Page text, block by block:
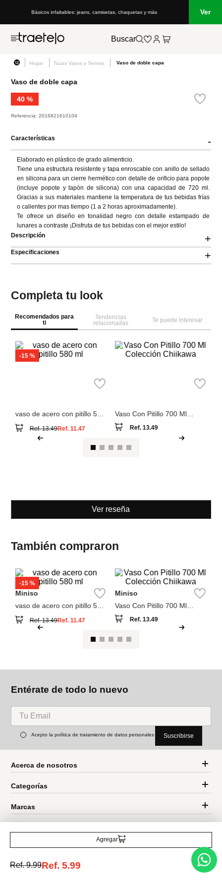
Básicos infaltables: jeans, camisetas, chaquetas y más Ver
Buscar
Hogar Tazas Vasos y Termos Vaso de doble capa
Vaso de doble capa
40 %
Referencia:2016821610104
Características -
Elaborado en plástico de grado alimenticio.
Tiene una estructura resistente y tapa enroscable con anillo de sellado
en silicona para un cierre hermético con detalle de orificio para popote
(incluye popote y tapón de silicona) con una capacidad de 720 ml.
Gracias a sus materiales mantiene la temperatura de tus bebidas frías
o calientes por mas tiempo (1 a 2 horas aproximadamente).
Te ofrece un diseño en tonalidad negro con detalle estampado de
lunares a contraste ¡Disfruta de tus bebidas con el mejor estilo!
Descripción
+
Especificaciones +
Agregar
Ref.9.99Ref. 5.99
Completa tu look
Recomendados para
ti
Tendencias
relacionadas
Te puede interesar
-15 %
vaso de acero con pitillo 580
Ref.13.49Ref.11.47
Vaso Con Pitillo 700 Ml
Colección Chiikawa
Ref. 13.49
Ver reseña
También compraron
-15 %
Miniso
vaso de acero con pitillo 580
Ref.13.49Ref.11.47
Miniso
Vaso Con Pitillo 700 Ml
Colección Chiikawa
Ref. 13.49
Entérate de todo lo nuevo
Acepto la política de tratamiento de datos personales Suscribirse
Acerca de nosotros
Categorías
Marcas
Traetelo, el marketplace de moda en Venezuela para quienes buscan
estilo, calidad y las mejores marcas en un solo lugar.